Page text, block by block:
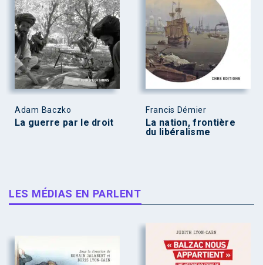
Adam Baczko
La guerre par le droit
Francis Démier
La nation, frontière
du libéralisme
LES MÉDIAS EN PARLENT